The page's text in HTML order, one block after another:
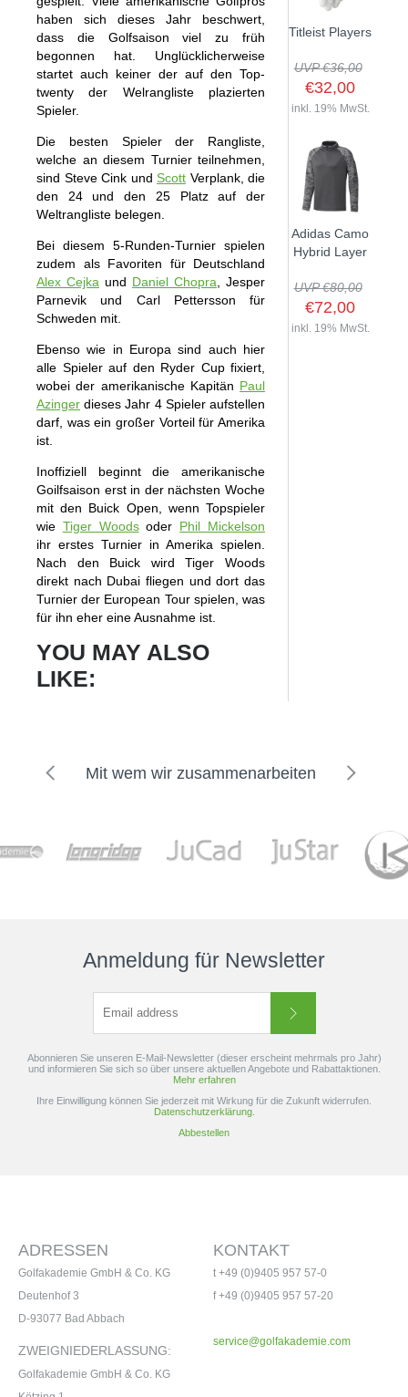
haben sich dieses Jahr beschwert,
dass die Golfsaison viel zu früh
begonnen hat. Unglücklicherweise
startet auch keiner der auf den Top-
twenty der Welrangliste plazierten
Spieler.
Die besten Spieler der Rangliste,
welche an diesem Turnier teilnehmen,
sind Steve Cink und Scott Verplank, die
den 24 und den 25 Platz auf der
Weltrangliste belegen.
Bei diesem 5-Runden-Turnier spielen
zudem als Favoriten für Deutschland
Alex Cejka und Daniel Chopra , Jesper
Parnevik und Carl Pettersson für
Schweden mit.
Ebenso wie in Europa sind auch hier
alle Spieler auf den Ryder Cup fixiert,
wobei der amerikanische Kapitän Paul
Azinger dieses Jahr 4 Spieler aufstellen
darf, was ein großer Vorteil für Amerika
ist.
Inoffiziell beginnt die amerikanische
Goilfsaison erst in der nächsten Woche
mit den Buick Open, wenn Topspieler
wie Tiger Woodsoder Phil Mickelson
ihr erstes Turnier in Amerika spielen.
Nach den Buick wird Tiger Woods
direkt nach Dubai fliegen und dort das
Turnier der European Tour spielen, was
für ihn eher eine Ausnahme ist.
YOU MAY ALSO
LIKE:
Titleist Players
UVP €36,00
€32,00
inkl. 19% MwSt.
Adidas Camo
Hybrid Layer
UVP €80,00
€72,00
inkl. 19% MwSt.
Mit wem wir zusammenarbeiten
Anmeldung für Newsletter
Abonnieren Sie unseren E-Mail-Newsletter (dieser erscheint mehrmals pro Jahr)
und informieren Sie sich so über unsere aktuellen Angebote und Rabattaktionen.
Mehr erfahren
Ihre Einwilligung können Sie jederzeit mit Wirkung für die Zukunft widerrufen.
Datenschutzerklärung.
Abbestellen
KONTAKT
t +49 (0)9405 957 57-0
f +49 (0)9405 957 57-20
service@golfakademie.com
ADRESSEN
Golfakademie GmbH & Co. KG
Deutenhof 3
D-93077 Bad Abbach
ZWEIGNIEDERLASSUNG:
Golfakademie GmbH & Co. KG